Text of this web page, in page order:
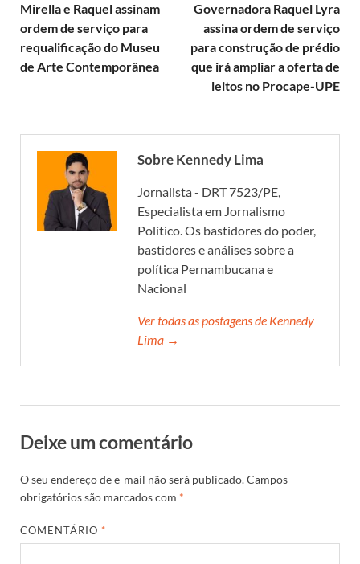
Mirella e Raquel assinam
ordem de serviço para
requalificação do Museu
de Arte Contemporânea
Governadora Raquel Lyra
assina ordem de serviço
para construção de prédio
que irá ampliar a oferta de
leitos no Procape-UPE
Sobre Kennedy Lima
Jornalista - DRT 7523/PE,
Especialista em Jornalismo
Político. Os bastidores do poder,
bastidores e análises sobre a
política Pernambucana e
Nacional
Ver todas as postagens de Kennedy
Lima →
Deixe um comentário
O seu endereço de e-mail não será publicado.Campos
obrigatórios são marcados com *
COMENTÁRIO*